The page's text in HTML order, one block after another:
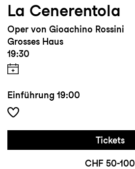
La Cenerentola
Oper von Gioachino Rossini
Grosses Haus
19:30
Einführung 19:00
Tickets
CHF 50-100